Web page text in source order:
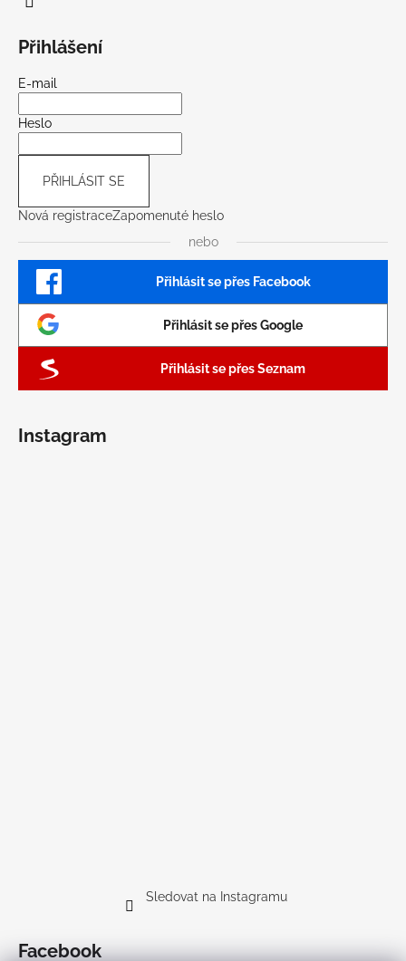
Přihlášení
E-mail
Heslo
PŘIHLÁSIT SE
Nová registraceZapomenuté heslo
nebo
Přihlásit se přes Facebook
Přihlásit se přes Google
Přihlásit se přes Seznam
Instagram
Sledovat na Instagramu
Facebook